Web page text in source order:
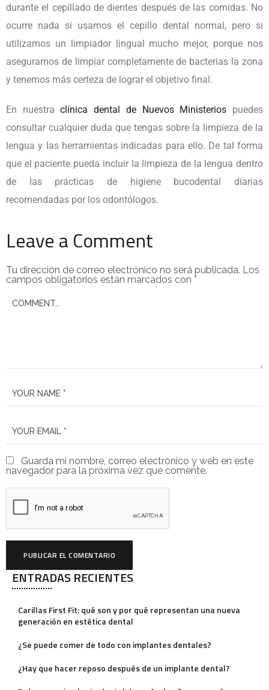
ENTRADAS RECIENTES
Carillas First Fit: qué son y por qué representan una nueva
generación en estética dental
¿Se puede comer de todo con implantes dentales?
¿Hay que hacer reposo después de un implante dental?
durante el cepillado de dientes después de las comidas. No
ocurre nada si usamos el cepillo dental normal, pero si
utilizamos un limpiador lingual mucho mejor, porque nos
aseguramos de limpiar completamente de bacterias la zona
y tenemos más certeza de lograr el objetivo final.
En nuestraclínica dental de Nuevos Ministerios puedes
consultar cualquier duda que tengas sobre la limpieza de la
lengua y las herramientas indicadas para ello. De tal forma
que el paciente pueda incluir la limpieza de la lengua dentro
de las prácticas de higiene bucodental diarias
recomendadas por los odontólogos.
Leave a Comment
Tu dirección de correo electrónico no será publicada. Los
campos obligatorios están marcados con *
Guarda mi nombre, correo electrónico y web en este
navegador para la próxima vez que comente.